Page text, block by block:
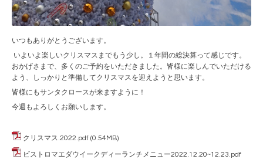
いつもありがとうございます。
いよいよ楽しいクリスマスまでもう少し。１年間の総決算って感じです。
おかげさまで、多くのご予約をいただきました。皆様に楽しんでいただける
よう、しっかりと準備してクリスマスを迎えようと思います。
皆様にもサンタクロースが来ますように！
今週もよろしくお願いします。
クリスマス.2022.pdf (0.54MB)
ビストロマエダウイークディーランチメニュー2022.12.20~12.23.pdf